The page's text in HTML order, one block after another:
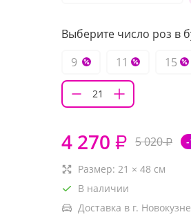
Выберите число роз в
9
11 15
4 270 ₽ 5 020₽
Размер: 21 × 48 см
В наличии
Доставка в г.